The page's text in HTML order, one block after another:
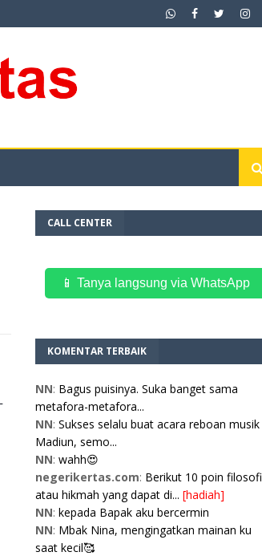
CALL CENTER
📱 Tanya langsung via WhatsApp
KOMENTAR TERBAIK
NN: Bagus puisinya. Suka banget sama
metafora-metafora...
NN: Sukses selalu buat acara reboan musik
Madiun, semo...
NN: wahh😍
negerikertas.com: Berikut 10 poin filosofi
atau hikmah yang dapat di... [hadiah]
NN: kepada Bapak aku bercermin
NN: Mbak Nina, mengingatkan mainan ku
saat kecil🥰